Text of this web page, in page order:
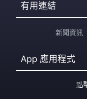
有用連結
新聞資訊
App 應用程式
點